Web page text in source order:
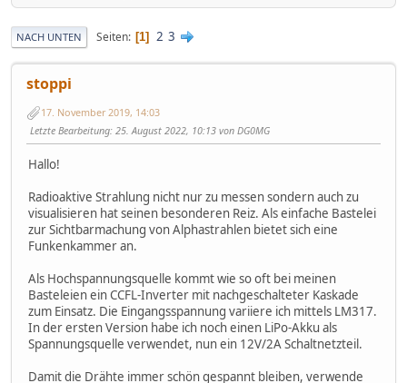
NACH UNTEN Seiten 1 2 3
stoppi
17. November 2019, 14:03
Letzte Bearbeitung: 25. August 2022, 10:13 von DG0MG
Hallo!
Radioaktive Strahlung nicht nur zu messen sondern auch zu
visualisieren hat seinen besonderen Reiz. Als einfache Bastelei
zur Sichtbarmachung von Alphastrahlen bietet sich eine
Funkenkammer an.
Als Hochspannungsquelle kommt wie so oft bei meinen
Basteleien ein CCFL-Inverter mit nachgeschalteter Kaskade
zum Einsatz. Die Eingangsspannung variiere ich mittels LM317.
In der ersten Version habe ich noch einen LiPo-Akku als
Spannungsquelle verwendet, nun ein 12V/2A Schaltnetzteil.
Damit die Drähte immer schön gespannt bleiben, verwende